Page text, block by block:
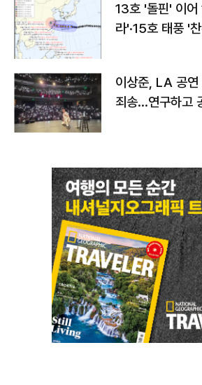
13호 '돌핀' 이어
라'·15호 태풍 '
이상준, LA 공
죄송…연구하고